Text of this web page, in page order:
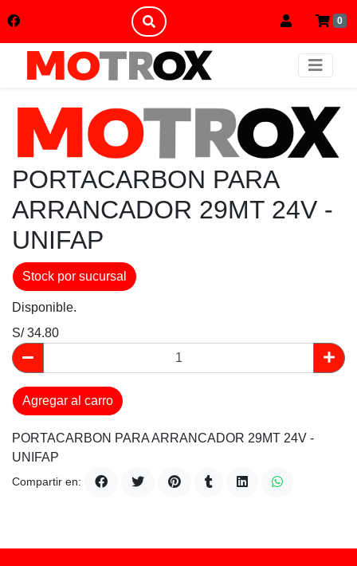
0
PORTACARBON PARA
ARRANCADOR 29MT 24V -
UNIFAP
Stock por sucursal
Disponible.
S/ 34.80
Agregar al carro
PORTACARBON PARA ARRANCADOR 29MT 24V -
UNIFAP
Compartir en: